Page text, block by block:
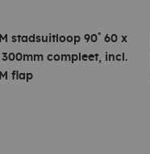
stadsuitloop 90˚ 60 x
300mm compleet, incl.
flap